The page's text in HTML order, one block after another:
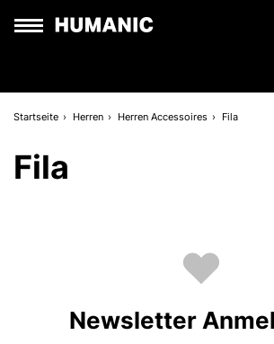
Startseite Herren Herren Accessoires Fila
Fila
Newsletter